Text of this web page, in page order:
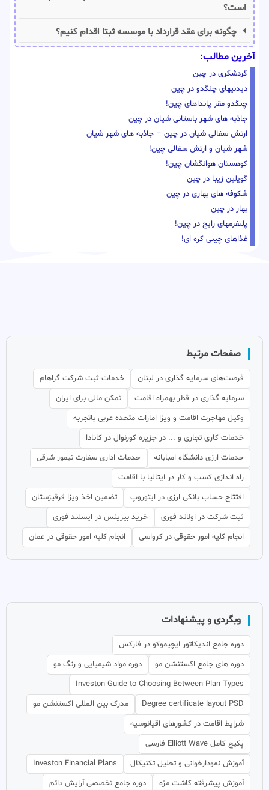
است؟
چگونه برای عقد قرارداد با موسسه ثبتا اقدام کنیم؟
آخرین مطالب:
گردشگری در چین
دیدنیهای چنگدو در چین
چنگدو مقر پانداهای چین!
جاذبه های شهر باستانی شیان در چین
ارتش سفالی شیان در چین – جاذبه های شهر شیان
شهر شیان و ارتش سفالی چین!
کوهستان هوانگشان چین!
گویلین زیبا در چین
شکوفه های بهاری در چین
بهار در چین
پلتفرمهای رایج در چین!
غذاهای چینی کره ای!
صفحات مرتبط
فرصت‌های سرمایه گذاری در لبنان
خدمات ثبت شرکت گراهام
سرمایه گذاری در قطر بهمراه اقامت
تمکن مالی برای ایران
وکیل مهاجرت اقامت و ویزا امارات متحده عربی باتجربه
خدمات کاری تجاری و ... در جزیره کورنوال در کانادا
خدمات ارزی دانشگاه امبابانه
خدمات اداری سفارت تیمور شرقی
راه اندازی کسب و کار در ایتالیا با اقامت
افتتاح حساب بانکی ارزی در ایتوروپ
تضمین اخذ ویزا قرقیزستان
ثبت شرکت در اولاند فوری
خرید بیزینس در ایسلند فوری
انجام کلیه امور حقوقی در کرواسی
انجام کلیه امور حقوقی در عمان
وبگردی و پیشنهادات
دوره جامع اندیکاتور ایچیموکو در فارکس
دوره های جامع اکستنشن مو
دوره مواد شیمیایی و رنگ مو
Investon Guide to Choosing Between Plan Types
Degree certificate layout PSD
مدرک بین المللی اکستنشن مو
شرایط اقامت در کشورهای اقیانوسیه
پکیج کامل Elliott Wave فارسی
آموزش نمودارخوانی و تحلیل تکنیکال
Investon Financial Plans
آموزش پیشرفته کاشت مژه
دوره جامع تخصصی آرایش دائم